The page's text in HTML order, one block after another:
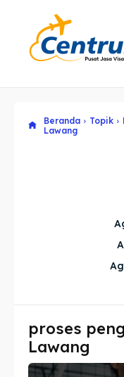
Explore
Imta
Legalisir
Explore
Imta
Legalisir
Beranda Topik
Lawang
proses
Lawang